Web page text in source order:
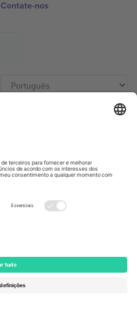
Contate-nos
167 City Road, London, Greater